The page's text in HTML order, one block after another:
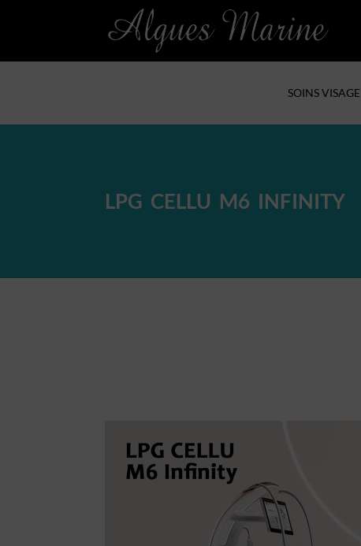
SOINS VISAGE
LPG CELLU M6 INFINITY